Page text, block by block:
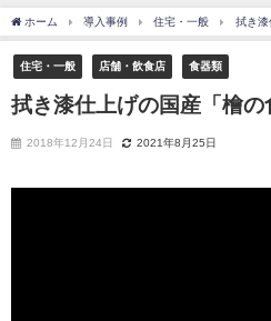
ホーム 導入事例 住宅・一般 拭き漆
住宅・一般 店舗・飲食店 食器類
拭き漆仕上げの国産「檜の
2018年12月24日 2021年8月25日